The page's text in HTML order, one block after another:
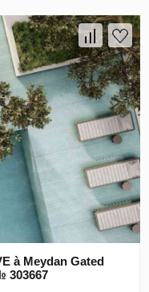
à Meydan Gated
303667